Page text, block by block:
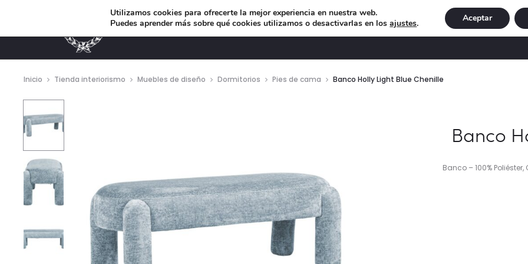
MUEBLES DE DISEÑO ILUMINACIÓN NAVIDAD
Inicio Tienda interiorismo Muebles de diseño Dormitorios Pies de cama Banco Holly Light Blue Chenille
Banco
Banco – 100%
Utilizamos cookies para ofrecerte la mejor experiencia en nuestra web.
Puedes aprender más sobre qué cookies utilizamos o desactivarlas en losajustes. Aceptar